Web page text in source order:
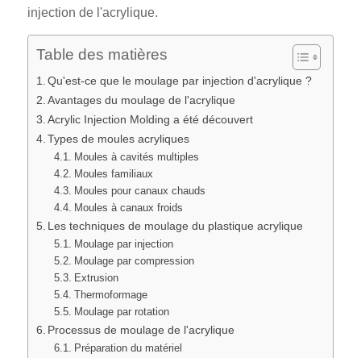
injection de l'acrylique.
Table des matières
Qu'est-ce que le moulage par injection d'acrylique ?
Avantages du moulage de l'acrylique
Acrylic Injection Molding a été découvert
Types de moules acryliques
Moules à cavités multiples
Moules familiaux
Moules pour canaux chauds
Moules à canaux froids
Les techniques de moulage du plastique acrylique
Moulage par injection
Moulage par compression
Extrusion
Thermoformage
Moulage par rotation
Processus de moulage de l'acrylique
Préparation du matériel